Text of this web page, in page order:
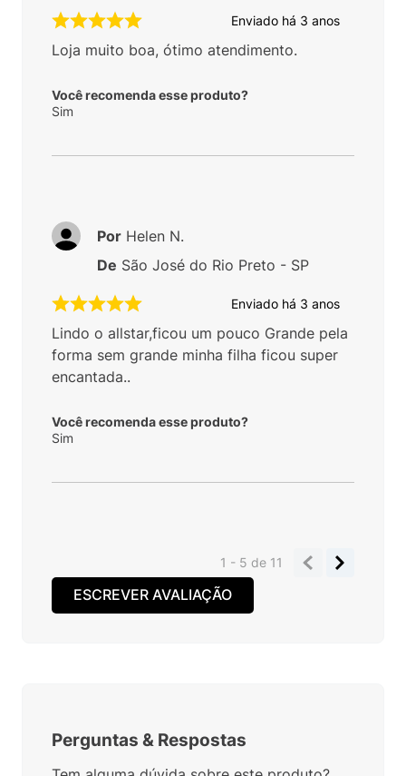
Enviado há 3 anos
Loja muito boa, ótimo atendimento.
Você recomenda esse produto?
Sim
Enviado há 3 anos
Lindo o allstar,ficou um pouco Grande pela
forma sem grande minha filha ficou super
encantada..
Você recomenda esse produto?
Sim
Por Helen N.
De São José do Rio Preto - SP
1 - 5de 11
ESCREVER AVALIAÇÃO
Perguntas & Respostas